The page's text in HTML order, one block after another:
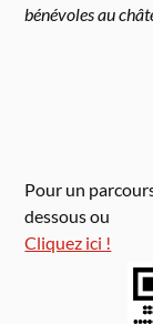
bénévoles au
Pour un
dessous ou
Cliquez ici !